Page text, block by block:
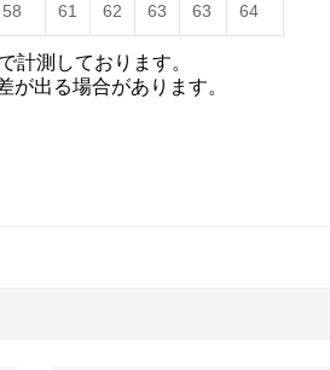
58 61 62 63 63 64
計測しております。
が出る場合があります。